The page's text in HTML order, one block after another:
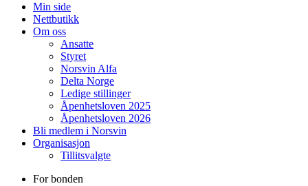
Min side
Nettbutikk
Om oss
Ansatte
Styret
Norsvin Alfa
Delta Norge
Ledige stillinger
Åpenhetsloven 2025
Åpenhetsloven 2026
Bli medlem i Norsvin
Organisasjon
Tillitsvalgte
For bonden